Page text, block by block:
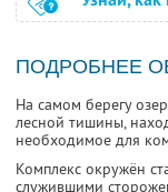
ПОДРОБНЕЕ
На самом берегу
лесной тишины,
необходимое для
Комплекс окружён
служившими